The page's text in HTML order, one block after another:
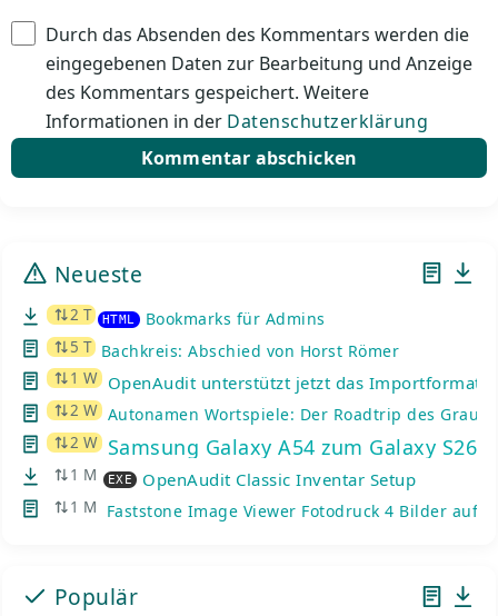
Durch das Absenden des Kommentars werden die
eingegebenen Daten zur Bearbeitung und Anzeige
des Kommentars gespeichert. Weitere
Informationen in der Datenschutzerklärung
Neueste
2 T HTML Bookmarks für Admins
5 T Bachkreis: Abschied von Horst Römer
1 W OpenAudit unterstützt jetzt das Importformat
2 W Autonamen Wortspiele: Der Roadtrip des
2 W Samsung Galaxy A54 zum Galaxy
1 M EXE OpenAudit Classic Inventar Setup
1 M Faststone Image Viewer Fotodruck 4 Bilder auf
Populär